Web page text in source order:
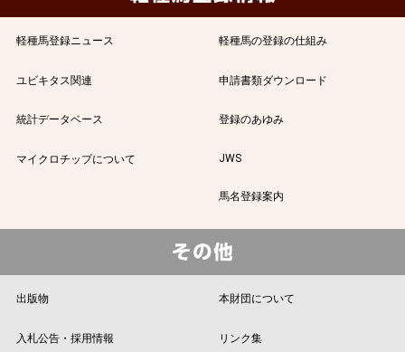
軽種馬登録ニュース 軽種馬の登録の仕組み
ユビキタス関連 申請書類ダウンロード
統計データベース 登録のあゆみ
マイクロチップについて JWS
馬名登録案内
出版物 本財団について
入札公告・採用情報 リンク集